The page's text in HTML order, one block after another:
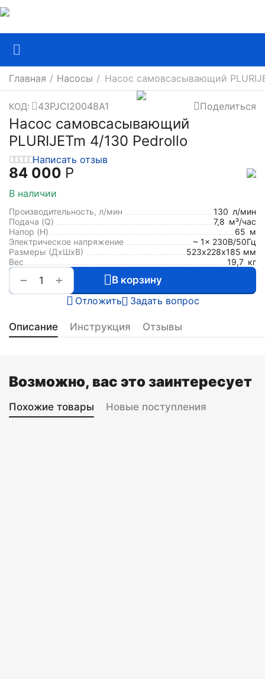
Главная / Насосы / Насос самовсасывающий
КОД: 43PJCI20048A1 Поделиться
Насос самовсасывающий
PLURIJETm 4/130 Pedrollo
Написать отзыв
84 000 Р
В наличии
Производительность, л/мин 130 л/мин
Подача (Q)
7,8 м³/час
Напор (H)
65 м
Электрическое напряжение
~ 1x 230В/50Гц
Размеры (ДхШxВ)
523х228x185 мм
Вес
19,7 кг
+
−
В корзину
Отложить
Задать вопрос
Описание Инструкция Отзывы
Возможно, вас это заинтересует
Похожие товары Новые поступления